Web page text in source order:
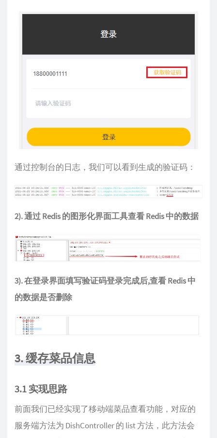
通过控制台的日志，我们可以看到生成的验证码：
2). 通过 Redis 的图形化界面工具查看 Redis 中的数据
3). 在登录界面填写验证码登录完成后,查看 Redis 中
的数据是否删除
3. 缓存菜品信息
3.1 实现思路
前面我们已经实现了移动端菜品查看功能，对应的
服务端方法为 DishController 的 list 方法，此方法会